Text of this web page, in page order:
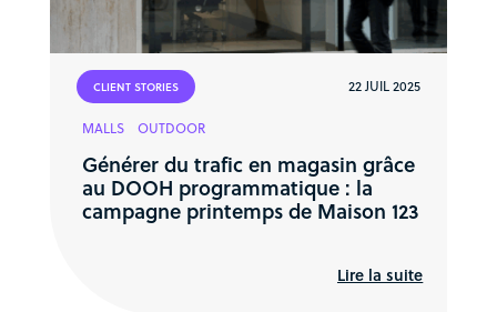
CLIENT STORIES 22 JUIL 2025
MALLS OUTDOOR
Générer du trafic en magasin grâce
au DOOH programmatique : la
campagne printemps de Maison 123
Lire la suite